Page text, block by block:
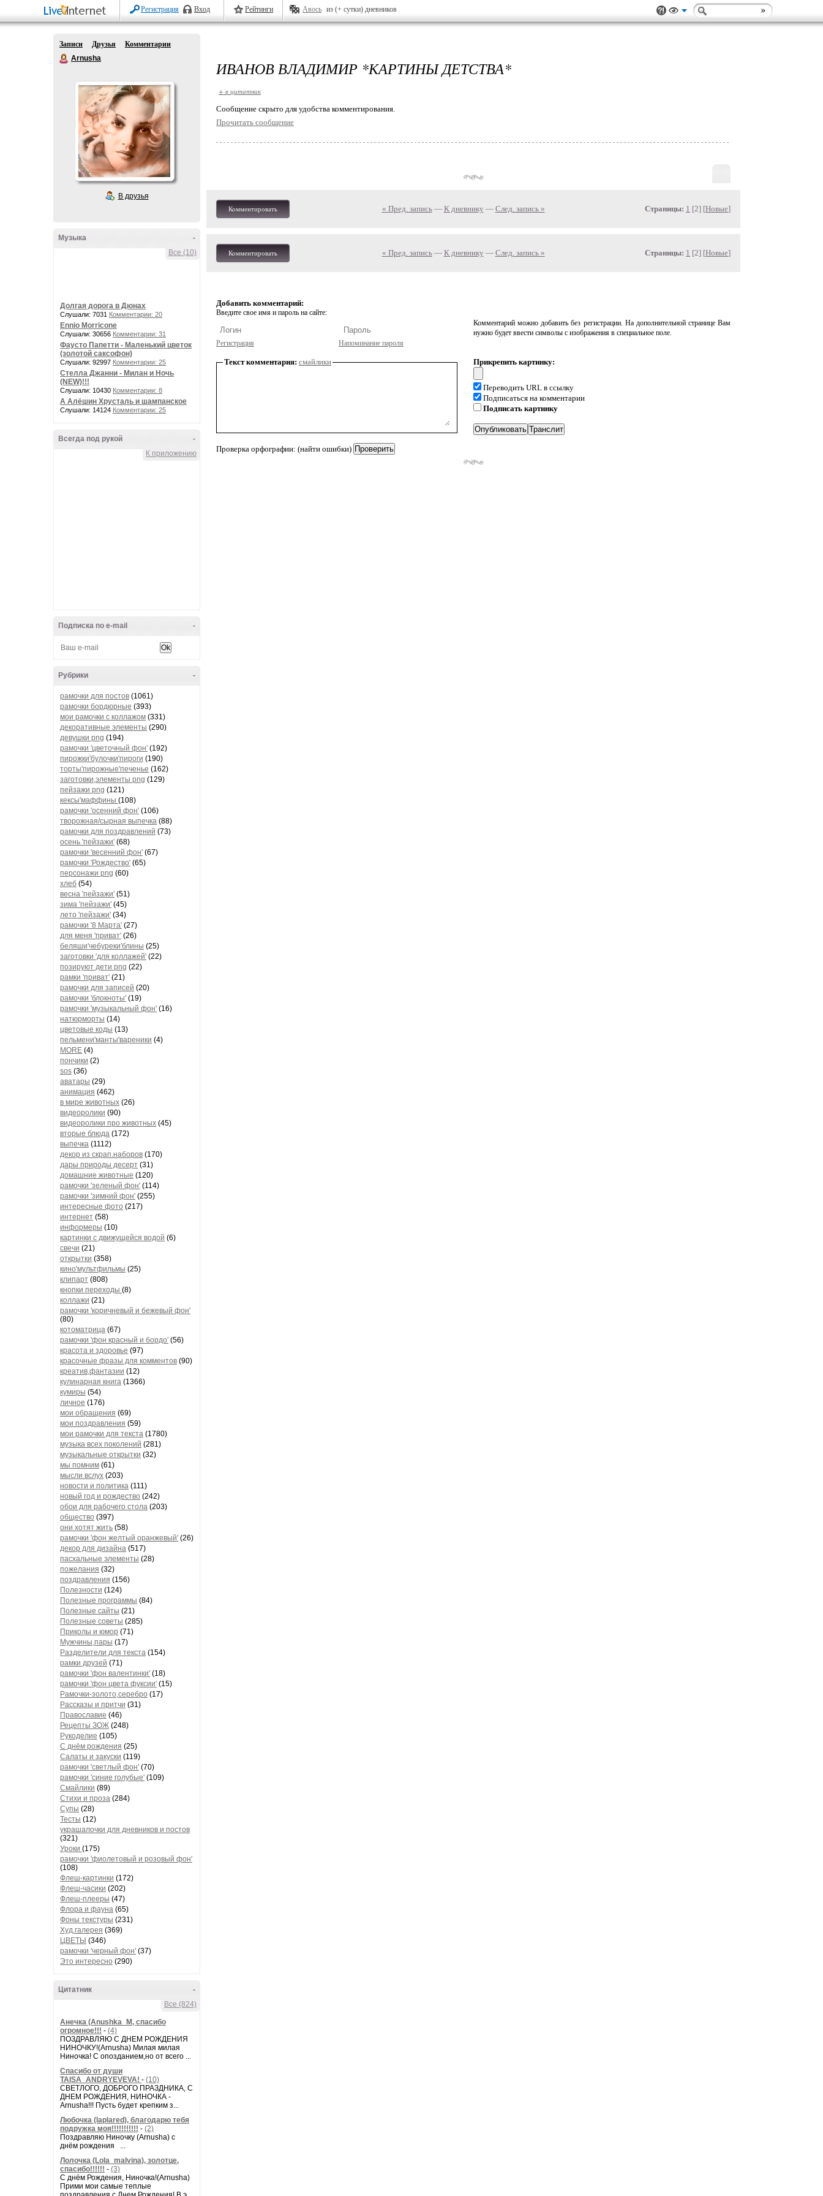
Регистрация Вход Рейтинги Авось из (+ сутки) дневников
Записи Друзья
Комментарии
Arnusha
В друзья
-
Музыка
Все (10)
Долгая дорога в Дюнах
Слушали: 7031 Комментарии: 20
Ennio Morricone
Слушали: 30656 Комментарии: 31
Фаусто Папетти - Маленький цветок
(золотой саксофон)
Слушали: 92997 Комментарии: 25
Стелла Джанни - Милан и Ночь
(NEW)!!!
Слушали: 10430 Комментарии: 8
А Алёшин Хрусталь и шампанское
Слушали: 14124 Комментарии: 25
-
Всегда под рукой
К приложению
-
Подписка по e-mail
-
Рубрики
рамочки для постов (1061)
рамочки бордюрные (393)
мои рамочки с коллажом (331)
декоративные элементы (290)
девушки png (194)
рамочки 'цветочный фон' (192)
пирожки'булочки'пироги (190)
торты'пирожные'печенье (162)
заготовки,элементы png (129)
пейзажи png (121)
кексы'маффины (108)
рамочки 'осенний фон' (106)
творожная/сырная выпечка (88)
рамочки для поздравлений (73)
осень 'пейзажи' (68)
рамочки 'весенний фон' (67)
рамочки 'Рождество' (65)
персонажи png (60)
хлеб (54)
весна 'пейзажи' (51)
зима 'пейзажи' (45)
лето 'пейзажи' (34)
рамочки '8 Марта' (27)
для меня 'приват' (26)
беляши'чебуреки'блины (25)
заготовки 'для коллажей' (22)
позируют дети png (22)
рамки 'приват' (21)
рамочки для записей (20)
рамочки 'блокноты' (19)
рамочки 'музыкальный фон' (16)
натюрморты (14)
цветовые коды (13)
пельмени'манты'вареники (4)
MORE (4)
пончики (2)
sos (36)
аватары (29)
анимация (462)
в мире животных (26)
видеоролики (90)
видеоролики про животных (45)
вторые блюда (172)
выпечка (1112)
декор из скрап.наборов (170)
дары природы десерт (31)
домашние животные (120)
рамочки 'зеленый фон' (114)
рамочки 'зимний фон' (255)
интересные фото (217)
интернет (58)
информеры (10)
картинки с движущейся водой (6)
свечи (21)
открытки (358)
кино'мультфильмы (25)
клипарт (808)
кнопки переходы (8)
коллажи (21)
рамочки 'коричневый и бежевый фон'
(80)
котоматрица (67)
рамочки 'фон красный и бордо' (56)
красота и здоровье (97)
красочные фразы для комментов (90)
креатив,фантазии (12)
кулинарная книга (1366)
кумиры (54)
личное (176)
мои обращения (69)
мои поздравления (59)
мои рамочки для текста (1780)
музыка всех поколений (281)
музыкальные открытки (32)
мы помним (61)
мысли вслух (203)
новости и политика (111)
новый год и рождество (242)
обои для рабочего стола (203)
общество (397)
они хотят жить (58)
рамочки 'фон желтый оранжевый' (26)
декор для дизайна (517)
пасхальные элементы (28)
пожелания (32)
поздравления (156)
Полезности (124)
Полезные программы (84)
Полезные сайты (21)
Полезные советы (285)
Приколы и юмор (71)
Мужчины,пары (17)
Разделители для текста (154)
рамки друзей (71)
рамочки 'фон валентинки' (18)
рамочки 'фон цвета фуксии' (15)
Рамочки-золото,серебро (17)
Рассказы и притчи (31)
Православие (46)
Рецепты ЗОЖ (248)
Рукоделие (105)
С днём рождения (25)
Салаты и закуски (119)
рамочки 'светлый фон' (70)
рамочки 'синие голубые' (109)
Смайлики (89)
Стихи и проза (284)
Супы (28)
Тесты (12)
украшалочки для дневников и постов
(321)
Уроки (175)
рамочки 'фиолетовый и розовый фон'
(108)
Флеш-картинки (172)
Флеш-часики (202)
Флеш-плееры (47)
Флора и фауна (65)
Фоны текстуры (231)
Худ.галерея (369)
ЦВЕТЫ (346)
рамочки 'черный фон' (37)
Это интересно (290)
-
Цитатник
Все (824)
Анечка (Anushka_M, спасибо
огромное!!! - (4)
ПОЗДРАВЛЯЮ С ДНЕМ РОЖДЕНИЯ
НИНОЧКУ!(Arnusha) Милая милая
Ниночка! С опозданием,но от всего ...
Спасибо от души
TAISA_ANDRYEVEVA! - (10)
СВЕТЛОГО, ДОБРОГО ПРАЗДНИКА, С
ДНЕМ РОЖДЕНИЯ, НИНОЧКА -
Arnusha!!! Пусть будет крепким з...
Любочка (laplared), благодарю тебя
подружка моя!!!!!!!!!!! - (2)
Поздравляю Ниночку (Arnusha) с
днём рождения ...
Лолочка (Lola_malvina), золотце,
спасибо!!!!!! - (3)
С днём Рождения, Ниночка!(Аrnusha)
Прими мои самые теплые
ИВАНОВ ВЛАДИМИР *КАРТИНЫ ДЕТСТВА*
+ в цитатник
Cообщение скрыто для удобства комментирования.
Прочитать сообщение
Комментировать « Пред. запись— К дневнику — След. запись » Страницы: 1 [2] [Новые]
Комментировать « Пред. запись— К дневнику — След. запись » Страницы: 1 [2] [Новые]
Добавить комментарий:
Введите свое имя и пароль на сайте:
Регистрация Напоминание пароля
Комментарий можно добавить без регистрации. На дополнительной странице Вам
нужно будет ввести символы с изображения в специальное поле.
Текст комментария: смайлики
Проверка орфографии: (найти ошибки)
Прикрепить картинку:
Переводить URL в ссылку
Подписаться на комментарии
Подписать картинку